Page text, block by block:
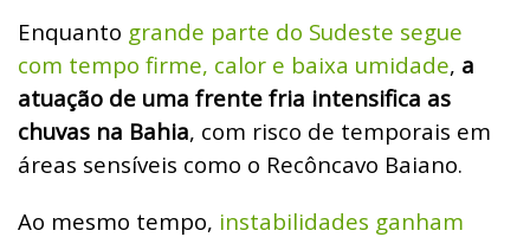
Enquanto grande parte do Sudeste segue
com tempo firme, calor e baixa umidade, a
atuação de uma frente fria intensifica as
chuvas na Bahia, com risco de temporais em
áreas sensíveis como o Recôncavo Baiano.
Ao mesmo tempo, instabilidades ganham